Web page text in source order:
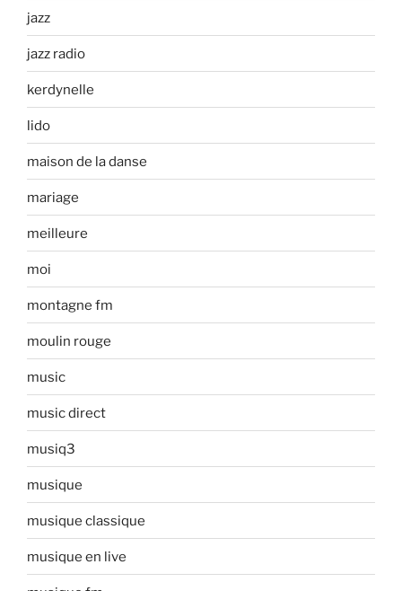
jazz
jazz radio
kerdynelle
lido
maison de la danse
mariage
meilleure
moi
montagne fm
moulin rouge
music
music direct
musiq3
musique
musique classique
musique en live